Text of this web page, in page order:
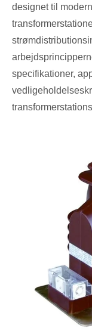
designet til
specifikationer,